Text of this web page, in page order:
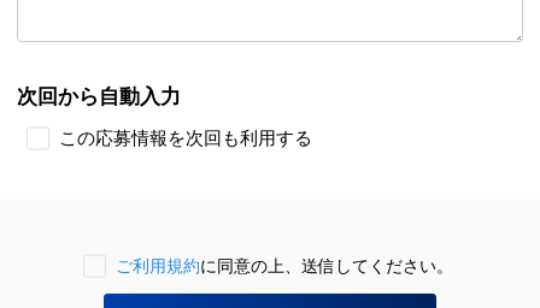
次回から自動入力
この応募情報を次回も利用する
ご利用規約に同意の上、送信してください。